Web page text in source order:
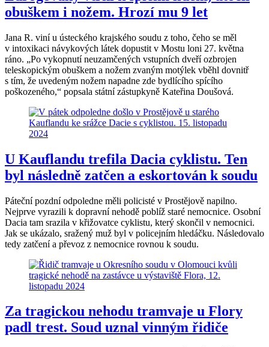
obuškem i nožem. Hrozí mu 9 let
Jana R. viní u ústeckého krajského soudu z toho, čeho se měl
v intoxikaci návykových látek dopustit v Mostu loni 27. května
ráno. „Po vykopnutí neuzamčených vstupních dveří ozbrojen
teleskopickým obuškem a nožem zvaným motýlek vběhl dovnitř
s tím, že uvedeným nožem napadne zde bydlícího spícího
poškozeného,“ popsala státní zástupkyně Kateřina Doušová.
U Kauflandu trefila Dacia cyklistu. Ten
byl následně zatčen a eskortován k soudu
Páteční pozdní odpoledne měli policisté v Prostějově napilno.
Nejprve vyrazili k dopravní nehodě poblíž staré nemocnice. Osobní
Dacia tam srazila v křižovatce cyklistu, který skončil v nemocnici.
Jak se ukázalo, sražený muž byl v policejním hledáčku. Následovalo
tedy zatčení a převoz z nemocnice rovnou k soudu.
Za tragickou nehodu tramvaje u Flory
padl trest. Soud uznal vinným řidiče